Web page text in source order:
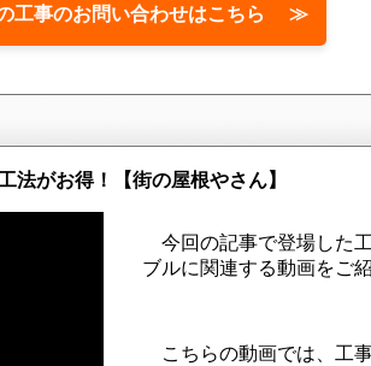
工事のお問い合わせはこちら ≫
法がお得！【街の屋根やさん】
今回の記事で登場した
ブルに関連する動画をご
こちらの動画では、工